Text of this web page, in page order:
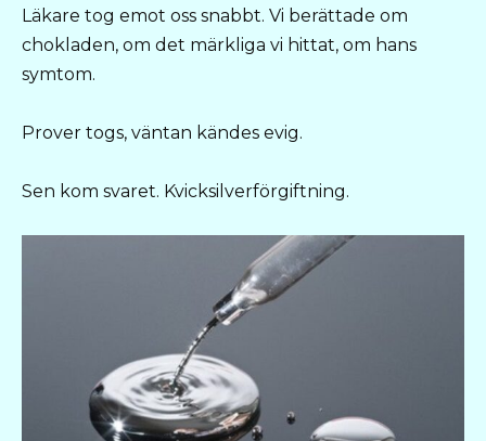
Läkare tog emot oss snabbt. Vi berättade om
chokladen, om det märkliga vi hittat, om hans
symtom.
Prover togs, väntan kändes evig.
Sen kom svaret. Kvicksilverförgiftning.